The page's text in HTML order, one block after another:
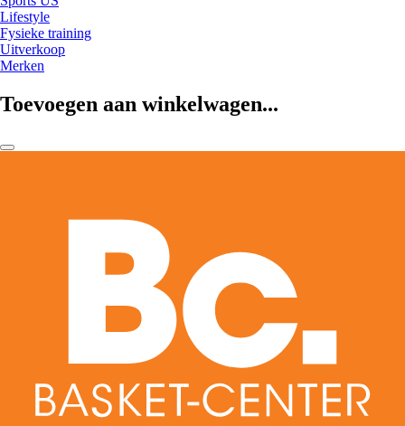
Lifestyle
Fysieke training
Uitverkoop
Merken
Toevoegen aan winkelwagen...